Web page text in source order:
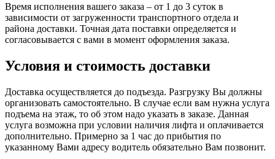
Время исполнения вашего заказа – от 1 до 3 суток в
зависимости от загруженности транспортного отдела и
района доставки. Точная дата поставки определяется и
согласовывается с вами в момент оформления заказа.
Условия и стоимость доставки
Доставка осуществляется до подъезда. Разгрузку Вы должны
организовать самостоятельно. В случае если вам нужна услуга
подъема на этаж, то об этом надо указать в заказе. Данная
услуга возможна при условии наличия лифта и оплачивается
дополнительно. Примерно за 1 час до прибытия по
указанному Вами адресу водитель обязательно Вам позвонит.